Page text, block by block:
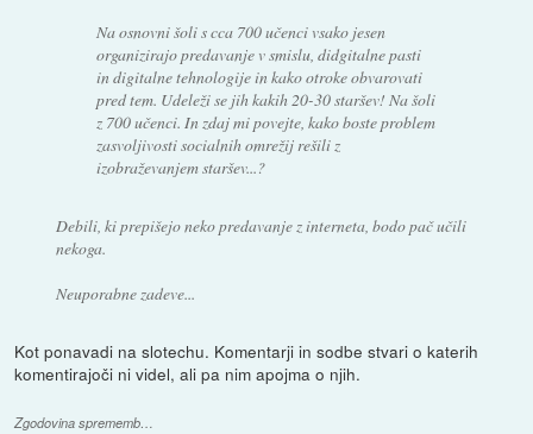
Na osnovni šoli s cca 700 učenci vsako jesen
organizirajo predavanje v smislu, didgitalne pasti
in digitalne tehnologije in kako otroke obvarovati
pred tem. Udeleži se jih kakih 20-30 staršev! Na šoli
z 700 učenci. In zdaj mi povejte, kako boste problem
zasvoljivosti socialnih omrežij rešili z
izobraževanjem staršev...?
Debili, ki prepišejo neko predavanje z interneta, bodo pač učili
nekoga.
Neuporabne zadeve...
Kot ponavadi na slotechu. Komentarji in sodbe stvari o katerih
komentirajoči ni videl, ali pa nim apojma o njih.
Zgodovina sprememb…